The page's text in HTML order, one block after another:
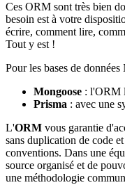
Ces ORM sont très bien
besoin est à votre
écrire, comment lire,
Tout y est !
Pour les bases de
Mongoose : l'ORM
Prisma : avec une
L'ORM vous garantie
sans duplication de code
conventions. Dans une
source organisé et de
une méthodologie